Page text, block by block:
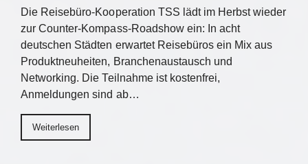
Die Reisebüro-Kooperation TSS lädt im Herbst wieder
zur Counter-Kompass-Roadshow ein: In acht
deutschen Städten erwartet Reisebüros ein Mix aus
Produktneuheiten, Branchenaustausch und
Networking. Die Teilnahme ist kostenfrei,
Anmeldungen sind ab…
Weiterlesen